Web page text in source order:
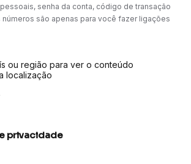
senha da conta, código de transação
são apenas para você fazer ligações
ou região para ver o conteúdo
localização
privacidade